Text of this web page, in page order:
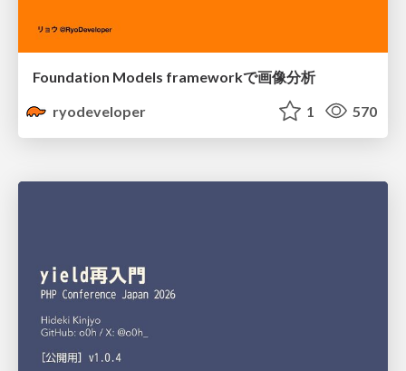
Foundation Models frameworkで画像分析
ryodeveloper
1 570